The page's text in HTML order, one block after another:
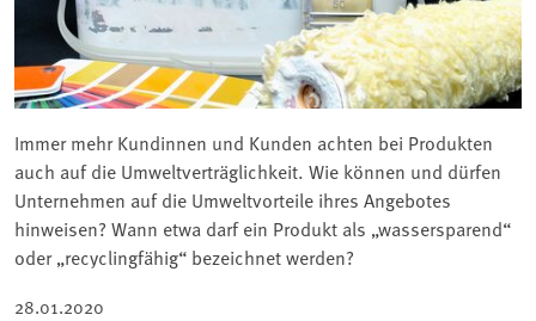
Immer mehr Kundinnen und Kunden achten bei Produkten
auch auf die Umweltverträglichkeit. Wie können und dürfen
Unternehmen auf die Umweltvorteile ihres Angebotes
hinweisen? Wann etwa darf ein Produkt als „wassersparend“
oder „recyclingfähig“ bezeichnet werden?
28.01.2020